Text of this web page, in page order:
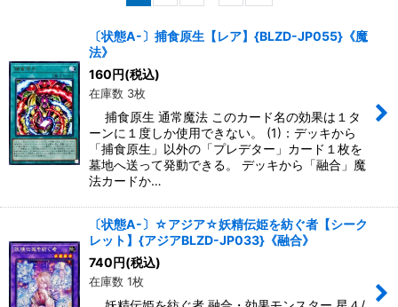
〔状態A-〕捕食原生【レア】{BLZD-JP055}《魔
法》
160円(税込)
在庫数 3枚
捕食原生 通常魔法 このカード名の効果は１タ
ーンに１度しか使用できない。 (1)：デッキから
「捕食原生」以外の「プレデター」カード１枚を
墓地へ送って発動できる。 デッキから「融合」魔
法カードか…
〔状態A-〕☆アジア☆妖精伝姫を紡ぐ者【シーク
レット】{アジアBLZD-JP033}《融合》
740円(税込)
在庫数 1枚